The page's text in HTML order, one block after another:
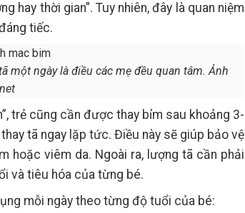
hay thời gian”. Tuy nhiên, đây là quan niệm
tiếc.
một ngày là điều các mẹ đều quan tâm. Ảnh
trẻ cũng cần được thay bỉm sau khoảng 3-
tã ngay lặp tức. Điều này sẽ giúp bảo vệ
hoặc viêm da. Ngoài ra, lượng tã cần phải
và tiêu hóa của từng bé.
mỗi ngày theo từng độ tuổi của bé: